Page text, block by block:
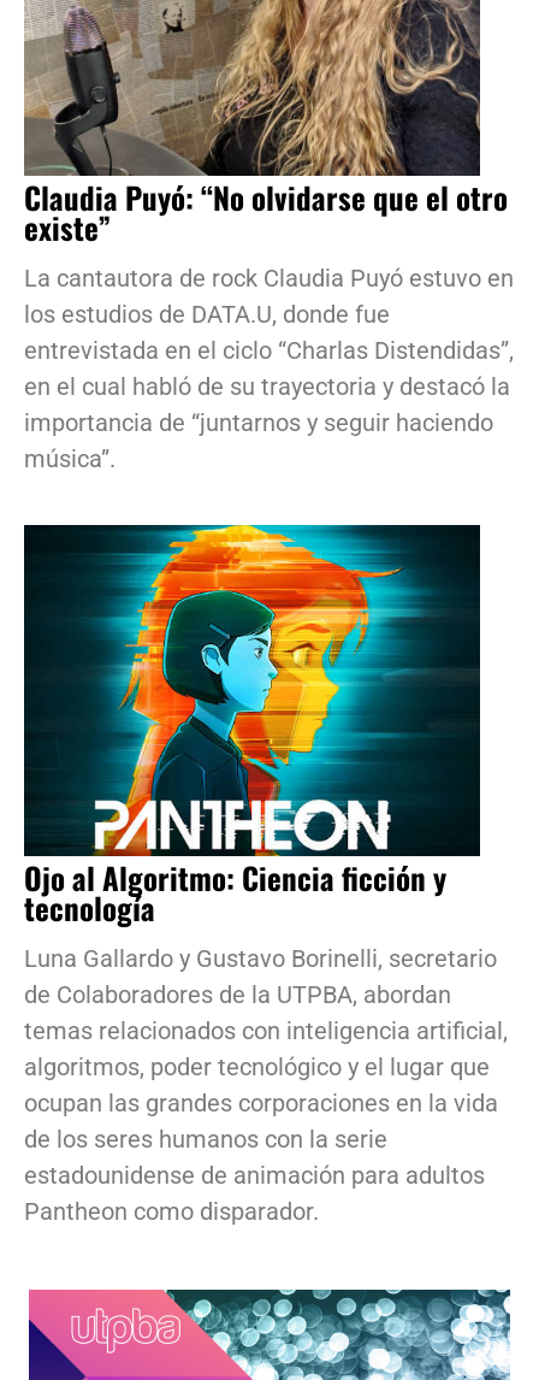
Claudia Puyó: “No olvidarse que el otro
existe”
La cantautora de rock Claudia Puyó estuvo en
los estudios de DATA.U, donde fue
entrevistada en el ciclo “Charlas Distendidas”,
en el cual habló de su trayectoria y destacó la
importancia de “juntarnos y seguir haciendo
música”.
Ojo al Algoritmo: Ciencia ficción y
tecnología
Luna Gallardo y Gustavo Borinelli, secretario
de Colaboradores de la UTPBA, abordan
temas relacionados con inteligencia artificial,
algoritmos, poder tecnológico y el lugar que
ocupan las grandes corporaciones en la vida
de los seres humanos con la serie
estadounidense de animación para adultos
Pantheon como disparador.